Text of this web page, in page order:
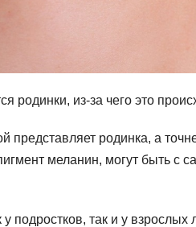
родинки, из-за чего это
представляет родинка, а
меланин, могут быть с
подростков, так и у взрослых